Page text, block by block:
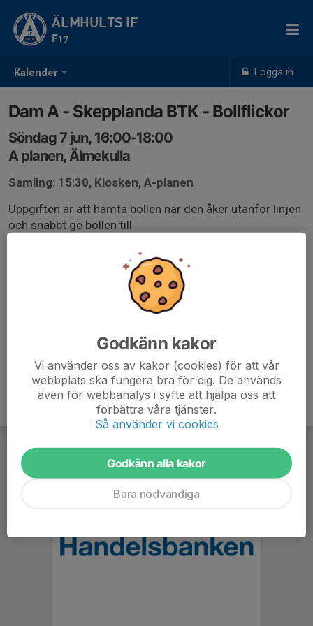
Kalender Logga in
ÄLMHULTS IF
F17
Dam A - Skepplanda BTK - Bollflickor
Söndag 7 jun, 16:00-18:00
A planen, Älmekulla
Samling: 15:30, Kiosken, A-planen
Uppgiften är att hämta bollen när den åker utanför linjen
och snabbt ge bollen till
och ge den till spelarna.
• Efter matchen ska de plocka upp skräp runt planen.
Skräppåsar får de av kiosken.
bröd eller chokladboll.Godkänn kakor
Vi använder oss av kakor (cookies) för att vår
webbplats ska fungera bra för dig. De används
även för webbanalys i syfte att hjälpa oss att
förbättra våra tjänster.
Så använder vi cookies
Godkänn alla kakor
Bara nödvändiga